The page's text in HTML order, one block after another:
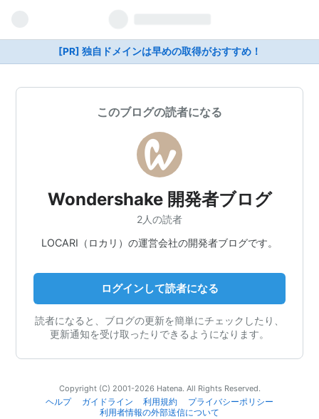
[PR] 独自ドメインは早めの取得がおすすめ！
このブログの読者になる
Wondershake 開発者ブログ
2人の読者
LOCARI（ロカリ）の運営会社の開発者ブログです。
ログインして読者になる
読者になると、ブログの更新を簡単にチェックしたり、
更新通知を受け取ったりできるようになります。
Copyright (C) 2001-2026 Hatena. All Rights Reserved.
ヘルプ
ガイドライン 利用規約
プライバシーポリシー
利用者情報の外部送信について